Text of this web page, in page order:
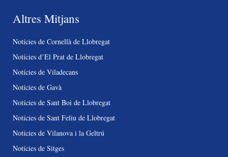
Altres Mitjans
Notícies de Cornellà de Llobregat
Notícies d’El Prat de Llobregat
Notícies de Viladecans
Notícies de Gavà
Notícies de Sant Boi de Llobregat
Notícies de Sant Feliu de Llobregat
Notícies de Vilanova i la Geltrú
Notícies de Sitges